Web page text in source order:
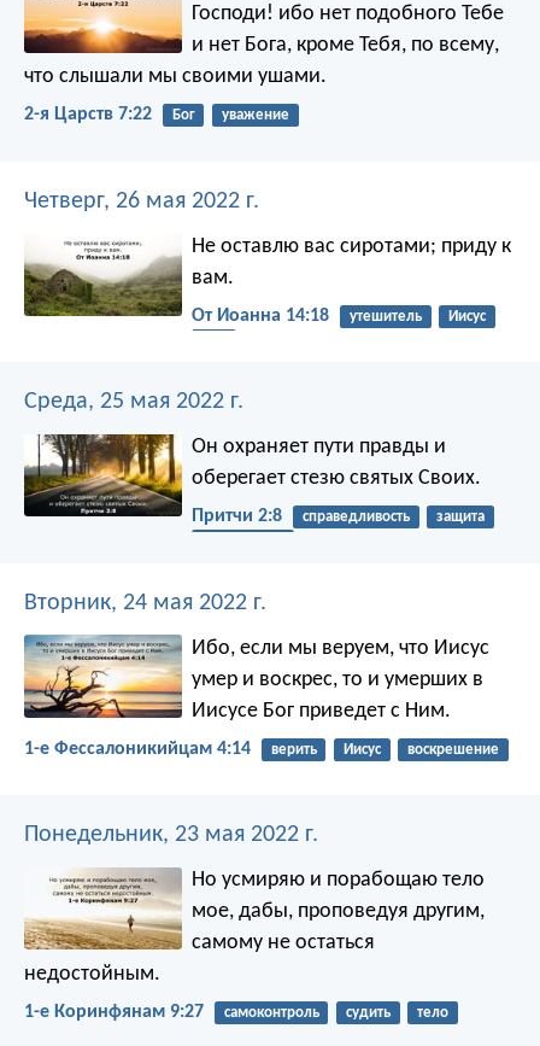
Господи! ибо нет подобного Тебе
и нет Бога, кроме Тебя, по всему,
что слышали мы своими ушами.
2-я Царств 7:22 Бог уважение
Четверг, 26 мая 2022 г.
Не оставлю вас сиротами; приду к
вам.
От Иоанна 14:18 утешитель
Иисус
Среда, 25 мая 2022 г.
Он охраняет пути правды и
оберегает стезю святых Своих.
Притчи 2:8 справедливость
защита
Вторник, 24 мая 2022 г.
Ибо, если мы веруем, что Иисус
умер и воскрес, то и умерших в
Иисусе Бог приведет с Ним.
1-е Фессалоникийцам 4:14 верить Иисус воскрешение
Понедельник, 23 мая 2022 г.
Но усмиряю и порабощаю тело
мое, дабы, проповедуя другим,
самому не остаться
недостойным.
1-е Коринфянам 9:27 самоконтроль судить тело